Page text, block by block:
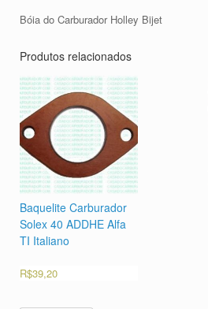
Bóia do Carburador Holley Bijet
Produtos relacionados
Baquelite Carburador
Solex 40 ADDHE Alfa
TI Italiano
R$39,20